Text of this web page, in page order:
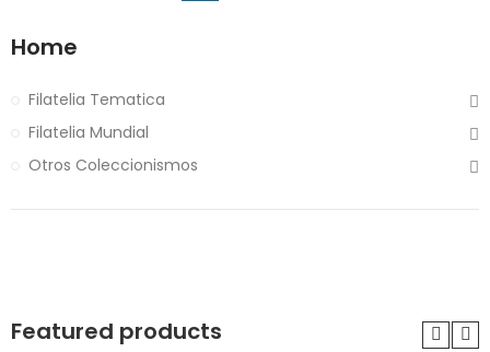
Home
Filatelia Tematica
Filatelia Mundial
Otros Coleccionismos
Featured products